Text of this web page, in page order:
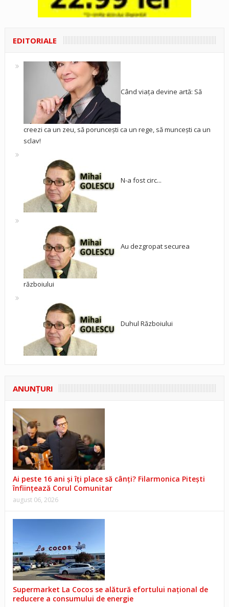
EDITORIALE
Când viața devine artă: Să
creezi ca un zeu, să poruncești ca un rege, să muncești ca un
sclav!
N-a fost circ...
Au dezgropat securea
războiului
Duhul Războiului
ANUNŢURI
Ai peste 16 ani și îți place să cânți? Filarmonica Pitești
înființează Corul Comunitar
august 06, 2026
Supermarket La Cocos se alătură efortului național de
reducere a consumului de energie